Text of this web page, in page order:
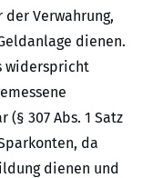
der Verwahrung,
dienen.
widerspricht
307 Abs. 1 Satz
da
dienen und